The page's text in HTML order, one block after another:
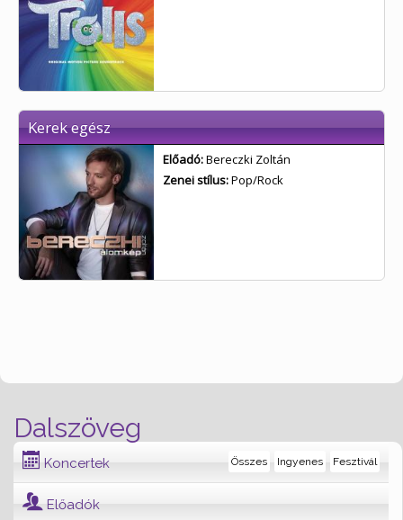
Dalszöveg
Koncertek Fesztivál
Ingyenes
Összes
Előadók
Kerek egész
Előadó:Bereczki Zoltán
Zenei stílus:Pop/Rock